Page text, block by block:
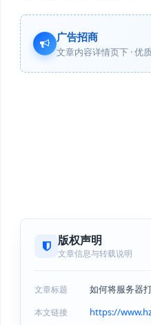
广告招商
文章内容详情页下 · 优
版权声明
文章信息与转载说明
文章标题 如何将服务器
本文链接 https://